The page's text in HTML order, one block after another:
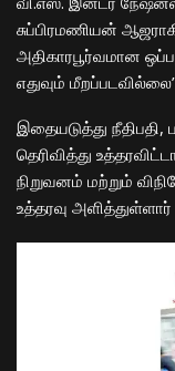
சுப்பிரமணியன்
அதிகாரபூர்வமான
எதுவும்
இதையடுத்து நீதிபதி,
தெரிவித்து
நிறுவனம் மற்றும்
உத்தரவு அளித்துள்ளார்